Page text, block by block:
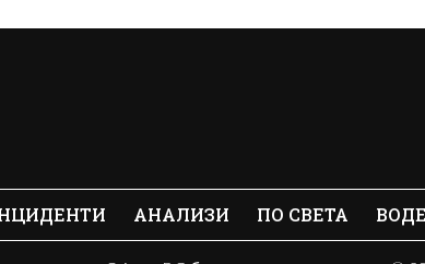
АНАЛИЗИ ПО СВЕТА